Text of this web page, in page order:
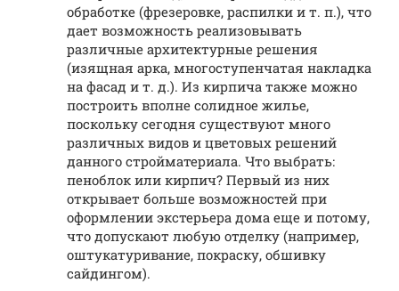
обработке (фрезеровке, распилки и т. п.), что
дает возможность реализовывать
различные архитектурные решения
(изящная арка, многоступенчатая накладка
на фасад и т. д.). Из кирпича также можно
построить вполне солидное жилье,
поскольку сегодня существуют много
различных видов и цветовых решений
данного стройматериала. Что выбрать:
пеноблок или кирпич? Первый из них
открывает больше возможностей при
оформлении экстерьера дома еще и потому,
что допускают любую отделку (например,
оштукатуривание, покраску, обшивку
сайдингом).